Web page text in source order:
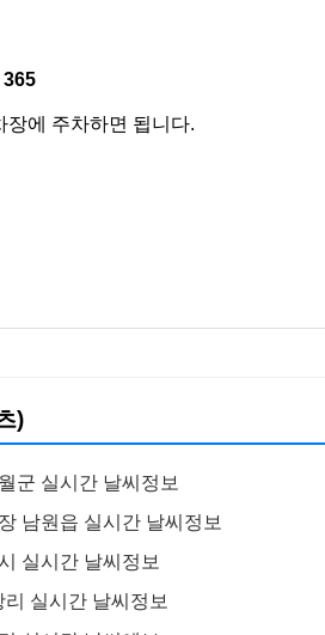
365
장에 주차하면 됩니다.
)
군 실시간 날씨정보
남원읍 실시간 날씨정보
실시간 날씨정보
실시간 날씨정보